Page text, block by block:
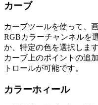
カーブ
カーブツールを使って、
RGBカラーチャンネルを
か、特定の色を選択しま
カーブ上のポイントの追
トロールが可能です。
カラーホィール